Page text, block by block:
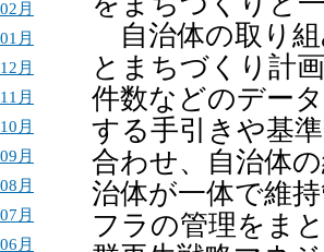
月
月
月
月
月
月
月
月
月
自治体の取り組
とまちづくり計
件数などのデー
する手引きや基
合わせ、自治体
治体が一体で維
フラの管理をま